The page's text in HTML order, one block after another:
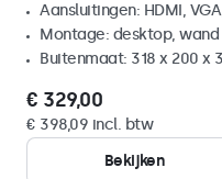
Aansluitingen: HDMI,
Montage: desktop, wand
Buitenmaat: 318 x 200 x
€ 329,00
€ 398,09 incl. btw
Bekijken